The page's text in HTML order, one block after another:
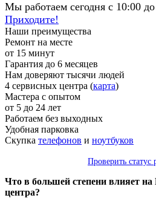
Мы работаем сегодня с 10:00
Приходите!
Наши преимущества
Ремонт на месте
от 15 минут
Гарантия до 6 месяцев
Нам доверяют тысячи людей
4 сервисных центра (карта)
Мастера с опытом
от 5 до 24 лет
Работаем без выходных
Удобная парковка
Скупка телефонов и ноутбуков
Проверить статус
Что в большей степени влияет
центра?